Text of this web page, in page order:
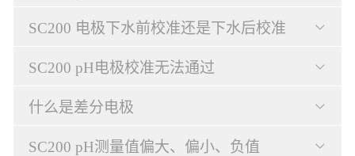
SC200 电极下水前校准还是下水后校准
SC200 pH电极校准无法通过
什么是差分电极
SC200 pH测量值偏大、偏小、负值